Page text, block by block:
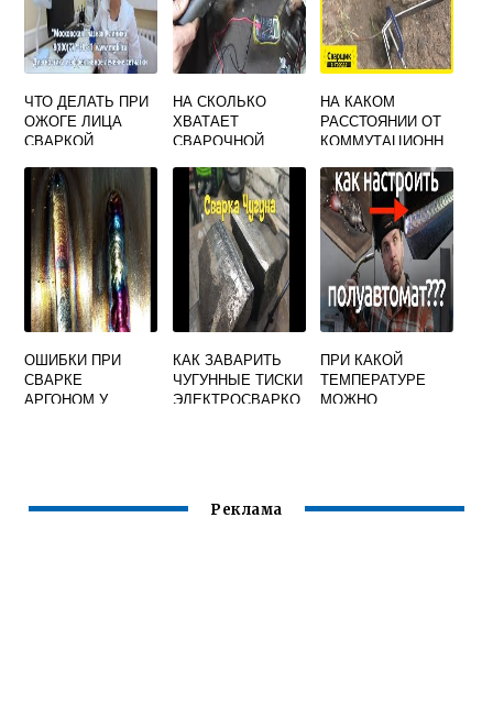
ЧТО ДЕЛАТЬ ПРИ
ОЖОГЕ ЛИЦА
СВАРКОЙ
НА СКОЛЬКО
ХВАТАЕТ
СВАРОЧНОЙ
НА КАКОМ
РАССТОЯНИИ ОТ
КОММУТАЦИОНН
ДОЛЖЕН
РАСПОЛАГАТЬСЯ
ИСТОЧНИК
СВАРОЧНОГО
ТОКА
ОШИБКИ ПРИ
СВАРКЕ
АРГОНОМ У
КАК ЗАВАРИТЬ
ЧУГУННЫЕ ТИСКИ
ЭЛЕКТРОСВАРКО
ПРИ КАКОЙ
ТЕМПЕРАТУРЕ
МОЖНО
Реклама